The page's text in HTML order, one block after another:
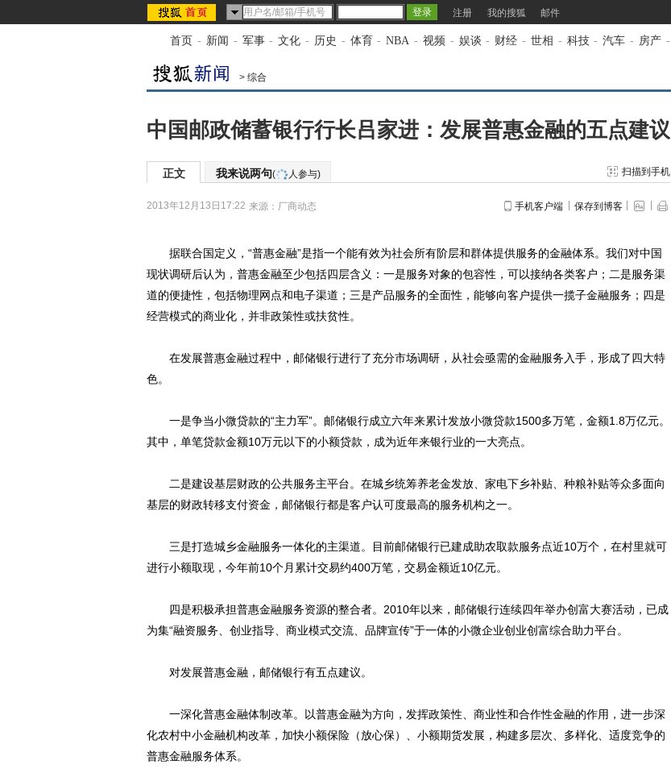
注册 我的搜狐 邮件
首页 - 新闻 - 军事 - 文化 - 历史 - 体育 - NBA - 视频 - 娱谈 - 财经 - 世相 - 科技 - 汽车 - 房产 -
> 综合
中国邮政储蓄银行行长吕家进：发展普惠金融的五点建议
正文 我来说两句( 人参与) 扫描到手机
2013年12月13日17:22 来源： 厂商动态 手机客户端 保存到博客
据联合国定义，“普惠金融”是指一个能有效为社会所有阶层和群体提供服务的金融体系。我们对中国
现状调研后认为，普惠金融至少包括四层含义：一是服务对象的包容性，可以接纳各类客户；二是服务渠
道的便捷性，包括物理网点和电子渠道；三是产品服务的全面性，能够向客户提供一揽子金融服务；四是
经营模式的商业化，并非政策性或扶贫性。
在发展普惠金融过程中，邮储银行进行了充分市场调研，从社会亟需的金融服务入手，形成了四大特
色。
一是争当小微贷款的“主力军”。邮储银行成立六年来累计发放小微贷款1500多万笔，金额1.8万亿元。
其中，单笔贷款金额10万元以下的小额贷款，成为近年来银行业的一大亮点。
二是建设基层财政的公共服务主平台。在城乡统筹养老金发放、家电下乡补贴、种粮补贴等众多面向
基层的财政转移支付资金，邮储银行都是客户认可度最高的服务机构之一。
三是打造城乡金融服务一体化的主渠道。目前邮储银行已建成助农取款服务点近10万个，在村里就可
进行小额取现，今年前10个月累计交易约400万笔，交易金额近10亿元。
四是积极承担普惠金融服务资源的整合者。2010年以来，邮储银行连续四年举办创富大赛活动，已成
为集“融资服务、创业指导、商业模式交流、品牌宣传”于一体的小微企业创业创富综合助力平台。
对发展普惠金融，邮储银行有五点建议。
一深化普惠金融体制改革。以普惠金融为方向，发挥政策性、商业性和合作性金融的作用，进一步深
化农村中小金融机构改革，加快小额保险（放心保）、小额期货发展，构建多层次、多样化、适度竞争的
普惠金融服务体系。